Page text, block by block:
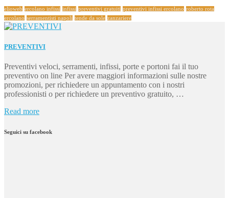
elioweb ercolano infissi infissi preventivi gratuiti preventivi infissi ercolano roberto rota
ercolano serramentisti napoli tende da sole zanzariere
PREVENTIVI
Preventivi veloci, serramenti, infissi, porte e portoni fai il tuo
preventivo on line Per avere maggiori informazioni sulle nostre
promozioni, per richiedere un appuntamento con i nostri
professionisti o per richiedere un preventivo gratuito, …
Read more
Seguici su facebook